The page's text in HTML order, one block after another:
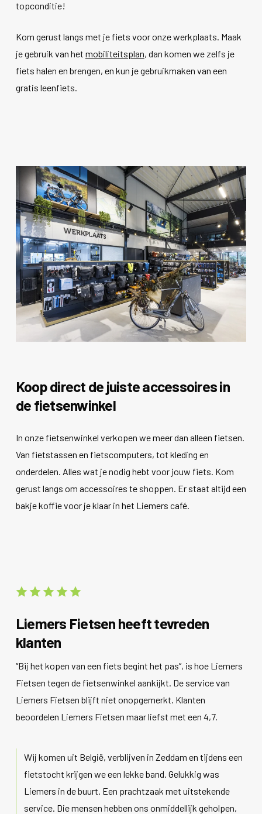
topconditie!
Kom gerust langs met je fiets voor onze werkplaats. Maak
je gebruik van het mobiliteitsplan, dan komen we zelfs je
fiets halen en brengen, en kun je gebruikmaken van een
gratis leenfiets.
Koop direct de juiste accessoires in
de fietsenwinkel
In onze fietsenwinkel verkopen we meer dan alleen fietsen.
Van fietstassen en fietscomputers, tot kleding en
onderdelen. Alles wat je nodig hebt voor jouw fiets. Kom
gerust langs om accessoires te shoppen. Er staat altijd een
bakje koffie voor je klaar in het Liemers café.
Liemers Fietsen heeft tevreden
klanten
“Bij het kopen van een fiets begint het pas”, is hoe Liemers
Fietsen tegen de fietsenwinkel aankijkt. De service van
Liemers Fietsen blijft niet onopgemerkt. Klanten
beoordelen Liemers Fietsen maar liefst met een 4,7.
Wij komen uit België, verblijven in Zeddam en tijdens een
fietstocht krijgen we een lekke band. Gelukkig was
Liemers in de buurt. Een prachtzaak met uitstekende
service. Die mensen hebben ons onmiddellijk geholpen,